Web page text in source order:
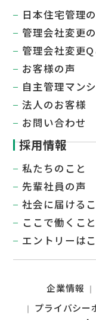
日本住宅管理
管理会社変更
管理会社変更
お客様の声
自主管理マン
法人のお客様
お問い合わせ
採用情報
私たちのこと
先輩社員の声
社会に届ける
ここで働くこと
エントリーは
企業情報
プライバシー